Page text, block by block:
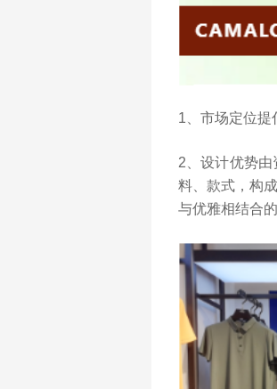
1、市场定位提
2、设计优势
料、款式，构
与优雅相结合